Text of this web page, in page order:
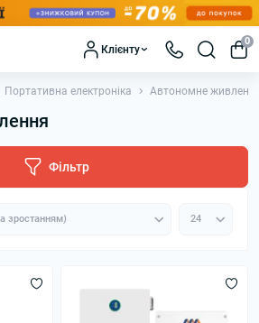
Клієнту
0
Портативна електроніка Автономне
Фільтр